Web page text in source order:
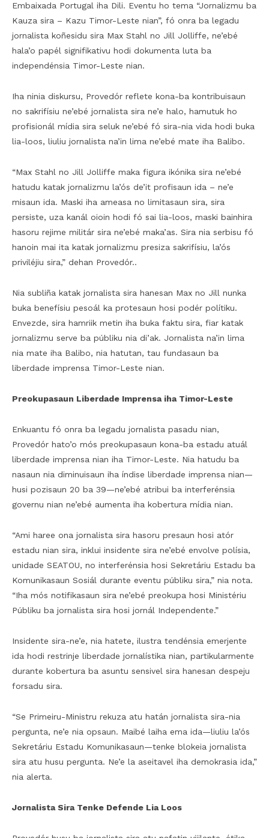
Embaixada Portugal iha Dili. Eventu ho tema “Jornalizmu ba
Kauza sira – Kazu Timor-Leste nian”, fó onra ba legadu
jornalista koñesidu sira Max Stahl no Jill Jolliffe, ne’ebé
hala’o papél signifikativu hodi dokumenta luta ba
independénsia Timor-Leste nian.
Iha ninia diskursu, Provedór reflete kona-ba kontribuisaun
no sakrifísiu ne’ebé jornalista sira ne’e halo, hamutuk ho
profisionál mídia sira seluk ne’ebé fó sira-nia vida hodi buka
lia-loos, liuliu jornalista na’in lima ne’ebé mate iha Balibo.
“Max Stahl no Jill Jolliffe maka figura ikónika sira ne’ebé
hatudu katak jornalizmu la’ós de’it profisaun ida – ne’e
misaun ida. Maski iha ameasa no limitasaun sira, sira
persiste, uza kanál oioin hodi fó sai lia-loos, maski bainhira
hasoru rejime militár sira ne’ebé maka’as. Sira nia serbisu fó
hanoin mai ita katak jornalizmu presiza sakrifísiu, la’ós
priviléjiu sira,” dehan Provedór..
Nia subliña katak jornalista sira hanesan Max no Jill nunka
buka benefísiu pesoál ka protesaun hosi podér polítiku.
Envezde, sira hamriik metin iha buka faktu sira, fiar katak
jornalizmu serve ba públiku nia di’ak. Jornalista na’in lima
nia mate iha Balibo, nia hatutan, tau fundasaun ba
liberdade imprensa Timor-Leste nian.
Preokupasaun Liberdade Imprensa iha Timor-Leste
Enkuantu fó onra ba legadu jornalista pasadu nian,
Provedór hato’o mós preokupasaun kona-ba estadu atuál
liberdade imprensa nian iha Timor-Leste. Nia hatudu ba
nasaun nia diminuisaun iha índise liberdade imprensa nian—
husi pozisaun 20 ba 39—ne’ebé atribui ba interferénsia
governu nian ne’ebé aumenta iha kobertura mídia nian.
“Ami haree ona jornalista sira hasoru presaun hosi atór
estadu nian sira, inklui insidente sira ne’ebé envolve polísia,
unidade SEATOU, no interferénsia hosi Sekretáriu Estadu ba
Komunikasaun Sosiál durante eventu públiku sira,” nia nota.
“Iha mós notifikasaun sira ne’ebé preokupa hosi Ministériu
Públiku ba jornalista sira hosi jornál Independente.”
Insidente sira-ne’e, nia hatete, ilustra tendénsia emerjente
ida hodi restrinje liberdade jornalístika nian, partikularmente
durante kobertura ba asuntu sensivel sira hanesan despeju
forsadu sira.
“Se Primeiru-Ministru rekuza atu hatán jornalista sira-nia
pergunta, ne’e nia opsaun. Maibé laiha ema ida—liuliu la’ós
Sekretáriu Estadu Komunikasaun—tenke blokeia jornalista
sira atu husu pergunta. Ne’e la aseitavel iha demokrasia ida,”
nia alerta.
Jornalista Sira Tenke Defende Lia Loos